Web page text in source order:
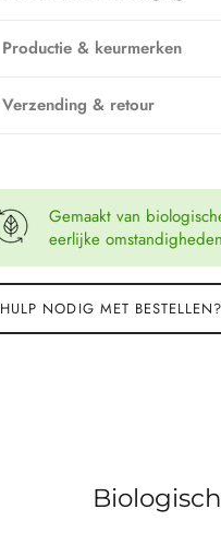
Productie & keurmerken
Verzending & retour
Gemaakt van
eerlijke
HULP NODIG MET BESTELLEN?